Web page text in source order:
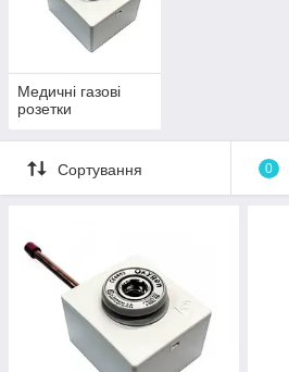
Медичні газові
розетки
Сортування 0